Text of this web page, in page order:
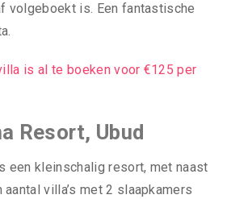
volgeboekt is. Een fantastische
is al te boeken voor €125 per
Resort, Ubud
een kleinschalig resort, met naast
villa’s met 2 slaapkamers